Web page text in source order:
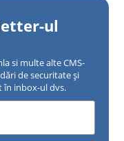
ul
si multe alte CMS-
de securitate și
în inbox-ul dvs.